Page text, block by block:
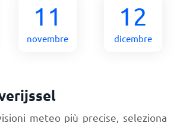
11
novembre
12
dicembre
meteo più precise, seleziona